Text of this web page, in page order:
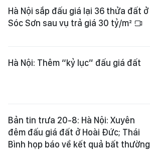
Hà Nội sắp đấu giá lại 36 thửa đất ở
Sóc Sơn sau vụ trả giá 30 tỷ/m²
Hà Nội: Thêm “kỷ lục” đấu giá đất
Bản tin trưa 20-8: Hà Nội: Xuyên
đêm đấu giá đất ở Hoài Đức; Thái
Bình họp báo về kết quả bất thường